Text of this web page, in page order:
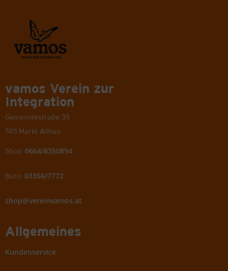
vamos Verein zur
Integration
Gemeindestraße 35
7411 Markt Allhau
Shop: 0664/8350894
Büro: 03356/7772
shop@vereinvamos.at
Allgemeines
Kundenservice